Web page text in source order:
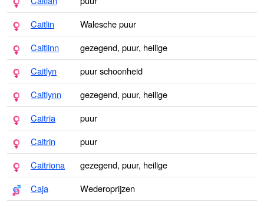
Caitlin
Walesche puur
Caitlinn
gezegend, puur, heilige
Caitlyn
puur schoonheid
Caitlynn
gezegend, puur, heilige
Caitria
puur
Caitrin
puur
Caitriona
gezegend, puur, heilige
Caja
Wederoprijzen